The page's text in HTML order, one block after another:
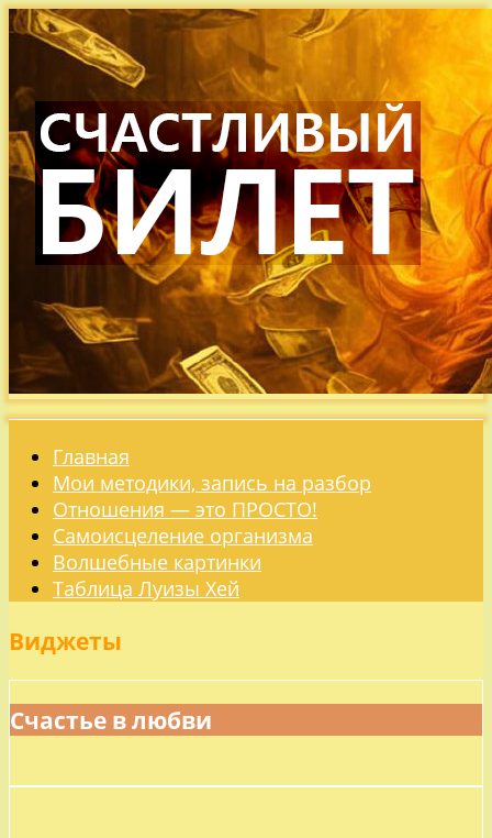
Главная
Мои методики, запись на разбор
Отношения — это ПРОСТО!
Самоисцеление организма
Волшебные картинки
Таблица Луизы Хей
Виджеты
Счастье в любви